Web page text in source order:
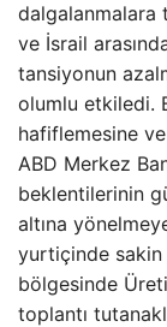
dalgalanmalara
ve İsrail
tansiyonun
olumlu etkiledi.
hafiflemesine
ABD Merkez
beklentilerinin
altına
yurtiçinde sakin
bölgesinde
toplantı